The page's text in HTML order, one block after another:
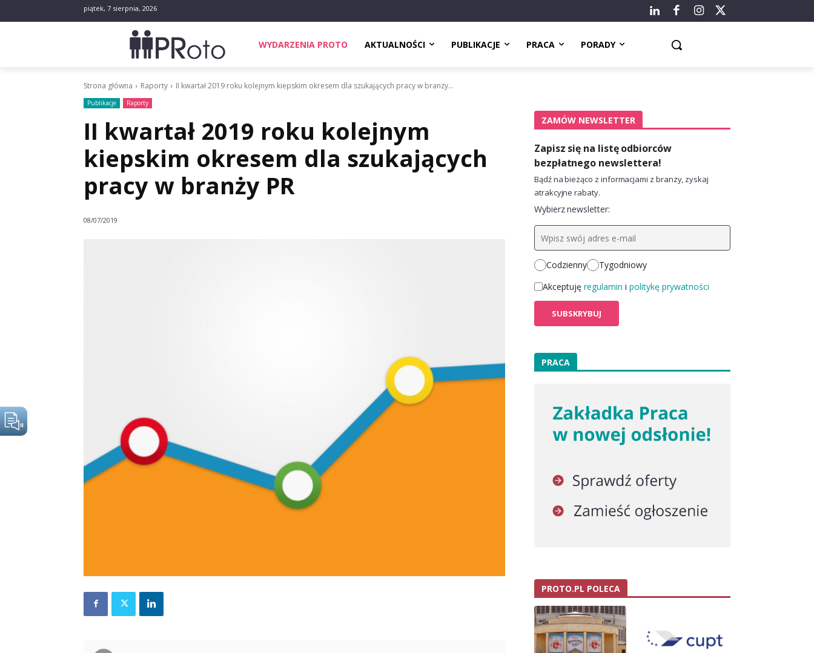
piątek, 7 sierpnia, 2026
WYDARZENIA PROTO AKTUALNOŚCI PUBLIKACJE PRACA PORADY
Strona główna Raporty II kwartał 2019 roku kolejnym kiepskim okresem dla szukających pracy w branży...
Publikacje Raporty
II kwartał 2019 roku kolejnym
kiepskim okresem dla szukających
pracy w branży PR
08/07/2019
ZAMÓW NEWSLETTER
Zapisz się na listę odbiorców
bezpłatnego newslettera!
Bądź na bieżąco z informacjami z branży, zyskaj
atrakcyjne rabaty.
Wybierz newsletter:
Codzienny
Tygodniowy
Akceptuję regulamin i politykę prywatności
PRACA
PROTO.PL POLECA